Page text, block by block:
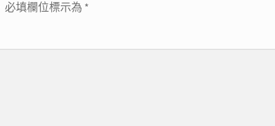
必填欄位標示為 *